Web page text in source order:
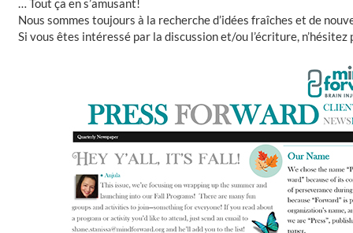
Nous sommes toujours à la recherche d’idées fraîches et de
Si vous êtes intéressé par la discussion et/ou l’écriture,